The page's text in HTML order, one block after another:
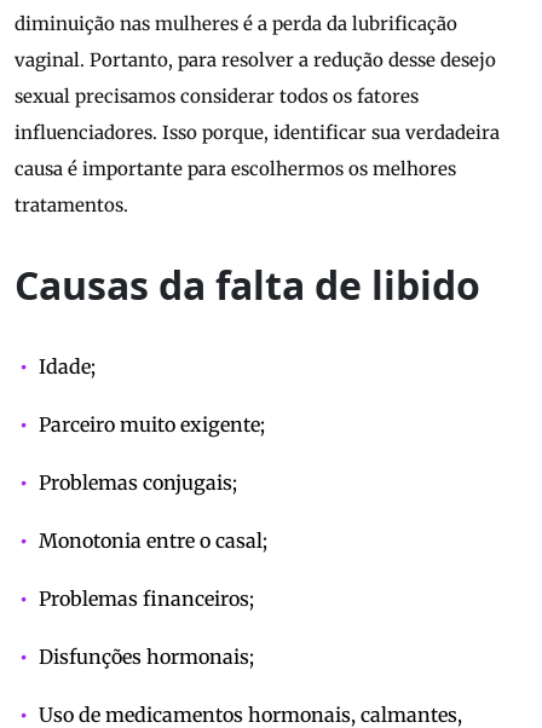
diminuição nas mulheres é a perda da lubrificação
vaginal. Portanto, para resolver a redução desse desejo
sexual precisamos considerar todos os fatores
influenciadores. Isso porque, identificar sua verdadeira
causa é importante para escolhermos os melhores
tratamentos.
Causas da falta de libido
Idade;
Parceiro muito exigente;
Problemas conjugais;
Monotonia entre o casal;
Problemas financeiros;
Disfunções hormonais;
Uso de medicamentos hormonais, calmantes,